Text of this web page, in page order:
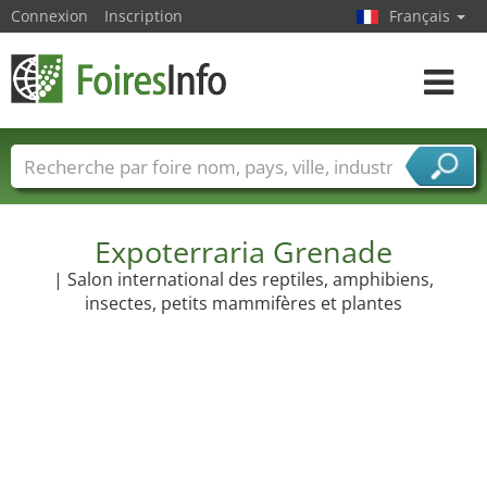
Expoterraria Grenade
| Salon international des reptiles, amphibiens,
insectes, petits mammifères et plantes
Connexion Inscription Français
Toggle
Foire noms Pays Villes
Secteurs de foire